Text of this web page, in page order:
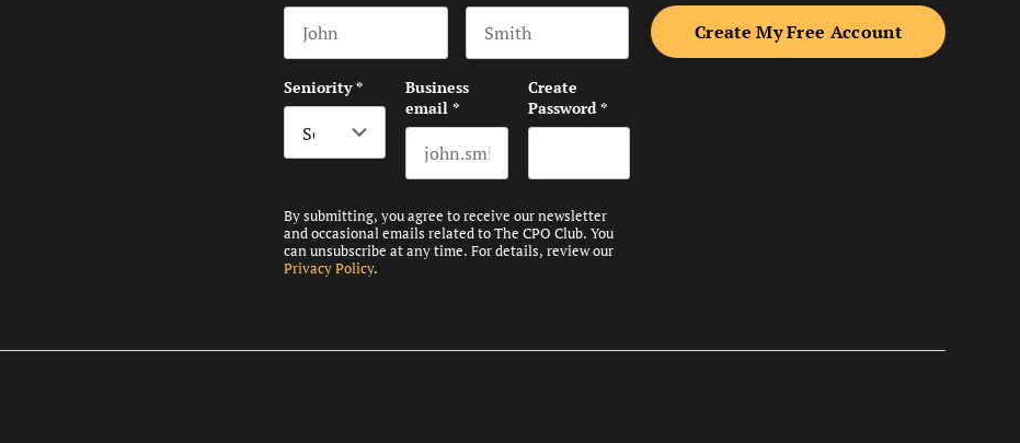
First name
Last name
Seniority*
Business
email *
Create
Password*
By submitting, you agree to receive our newsletter
and occasional emails related to The CPO Club. You
can unsubscribe at any time. For details, review our
Privacy Policy.